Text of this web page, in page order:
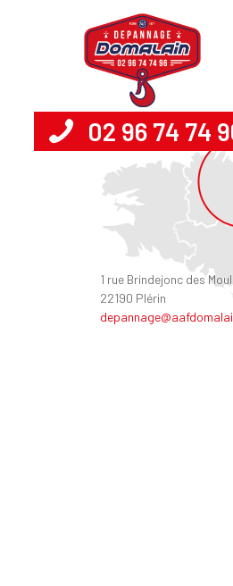
02 96 74 74
1 rue Brindejonc des
22190 Plérin